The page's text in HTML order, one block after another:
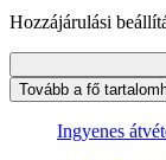
Hozzájárulási
Tovább a fő
Ingyenes